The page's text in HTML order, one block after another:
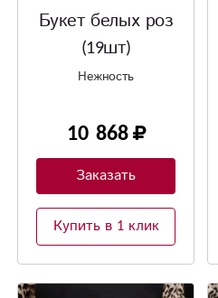
Букет белых роз
(19шт)
Нежность
10 868
Заказать
Купить в 1 клик